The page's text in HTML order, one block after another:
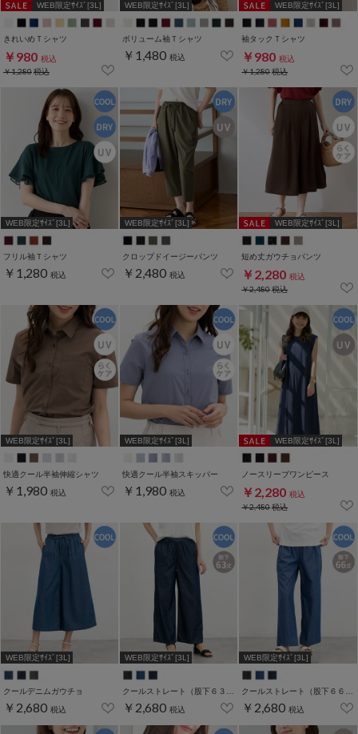
WEB限定ｻｲｽﾞ[3L]
きれいめＴシャツ
￥980 税込
￥1,280税込
WEB限定ｻｲｽﾞ[3L]
ボリューム袖Ｔシャツ
￥1,480 税込
WEB限定ｻｲｽﾞ[3L]
袖タックＴシャツ
￥980 税込
￥1,280税込
WEB限定ｻｲｽﾞ[3L]
フリル袖Ｔシャツ
￥1,280 税込
WEB限定ｻｲｽﾞ[3L]
クロップドイージーパンツ
￥2,480 税込
WEB限定ｻｲｽﾞ[3L]
短め丈ガウチョパンツ
￥2,280 税込
￥2,480税込
WEB限定ｻｲｽﾞ[3L]
快適クール半袖伸縮シャツ
￥1,980 税込
WEB限定ｻｲｽﾞ[3L]
快適クール半袖スキッパー
￥1,980 税込
WEB限定ｻｲｽﾞ[3L]
ノースリーブワンピース
￥2,280 税込
￥2,480税込
WEB限定ｻｲｽﾞ[3L]
クールデニムガウチョ
￥2,680 税込
WEB限定ｻｲｽﾞ[3L]
￥2,680 税込
WEB限定ｻｲｽﾞ[3L]
￥2,680 税込